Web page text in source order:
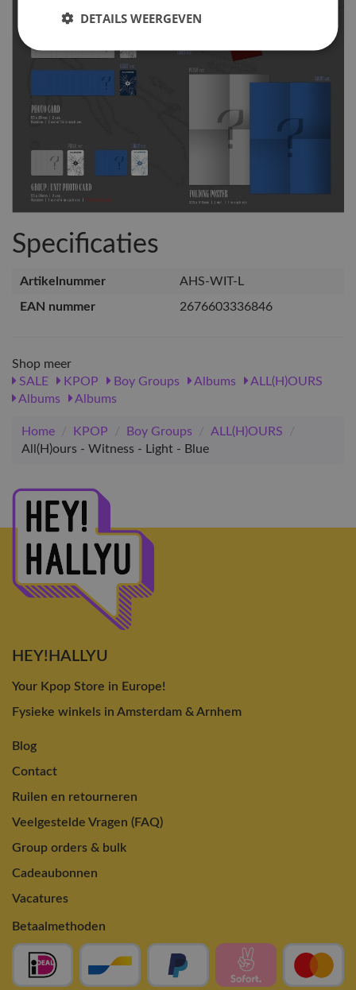
Specificaties
Artikelnummer
AHS-WIT-L
EAN nummer
2676603336846
Shop meer
SALE
KPOP Boy Groups Albums
ALL(H)OURS
Albums
Albums
Home / KPOP / Boy Groups / ALL(H)OURS
/
All(H)ours - Witness - Light - Blue
HEY!HALLYU
Your Kpop Store in Europe!
Fysieke winkels in Amsterdam & Arnhem
Blog
Contact
Ruilen en retourneren
Veelgestelde Vragen (FAQ)
Group orders & bulk
Cadeaubonnen
Vacatures
Betaalmethoden
DETAILS WEERGEVEN